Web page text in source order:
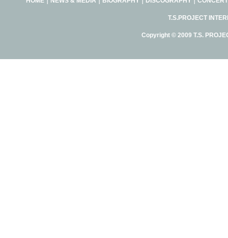
T.S.PROJECT
Copyright © 2009 T.S.